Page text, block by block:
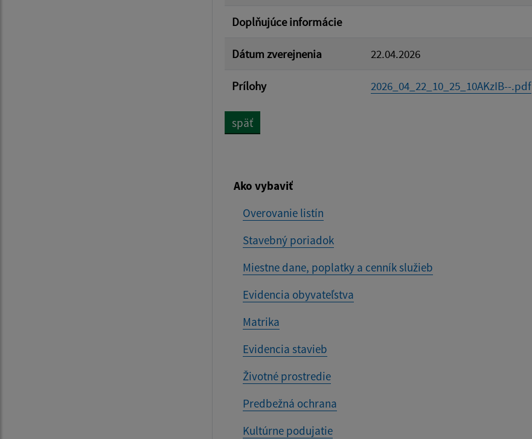
Doplňujúce informácie
Dátum zverejnenia 22.04.2026
Prílohy 2026_04_22_10_25_10AKzIB--.pdf
späť
Ako vybaviť
Overovanie listín
Stavebný poriadok
Miestne dane, poplatky a cenník služieb
Evidencia obyvateľstva
Matrika
Evidencia stavieb
Životné prostredie
Predbežná ochrana
Kultúrne podujatie